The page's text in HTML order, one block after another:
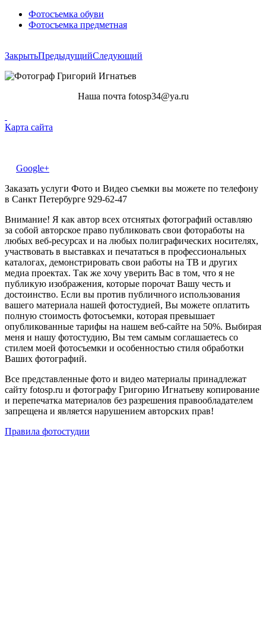
Фотосъемка обуви
Фотосъемка предметная
ЗакрытьПредыдущийСледующий
Наша почта fotosp34@ya.ru
Карта сайта
Google+
Заказать услуги Фото и Видео съемки вы можете по телефону
в Санкт Петербурге 929-62-47
Внимание! Я как автор всех отснятых фотографий оставляю
за собой авторское право публиковать свои фотоработы на
любых веб-ресурсах и на любых полиграфических носителях,
участвовать в выставках и печататься в профессиональных
каталогах, демонстрировать свои работы на ТВ и других
медиа проектах. Так же хочу уверить Вас в том, что я не
публикую изображения, которые порочат Вашу честь и
достоинство. Если вы против публичного использования
вашего материала нашей фотостудией, Вы можете оплатить
полную стоимость фотосъемки, которая превышает
опубликованные тарифы на нашем веб-сайте на 50%. Выбирая
меня и нашу фотостудию, Вы тем самым соглашаетесь со
стилем моей фотосъемки и особенностью стиля обработки
Ваших фотографий.
Все представленные фото и видео материалы принадлежат
сайту fotosp.ru и фотографу Григорию Игнатьеву копирование
и перепечатка материалов без разрешения правообладателем
запрещена и является нарушением авторских прав!
Правила фотостудии